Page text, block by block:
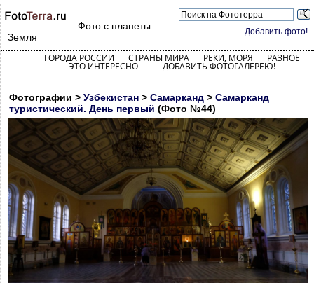
Добавить фото!
Фото с планеты
Земля
ГОРОДА РОССИИ СТРАНЫ МИРА РЕКИ, МОРЯ РАЗНОЕ
ЭТО ИНТЕРЕСНО ДОБАВИТЬ ФОТОГАЛЕРЕЮ!
Фотографии > Узбекистан > Самарканд > Самарканд
туристический. День первый (Фото №44)